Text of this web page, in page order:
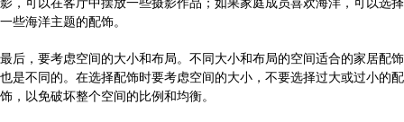
一些海洋主题的配饰。
最后，要考虑空间的大小和布局。不同大小和布局的空间适合的家居配饰
也是不同的。在选择配饰时要考虑空间的大小，不要选择过大或过小的配
饰，以免破坏整个空间的比例和均衡。